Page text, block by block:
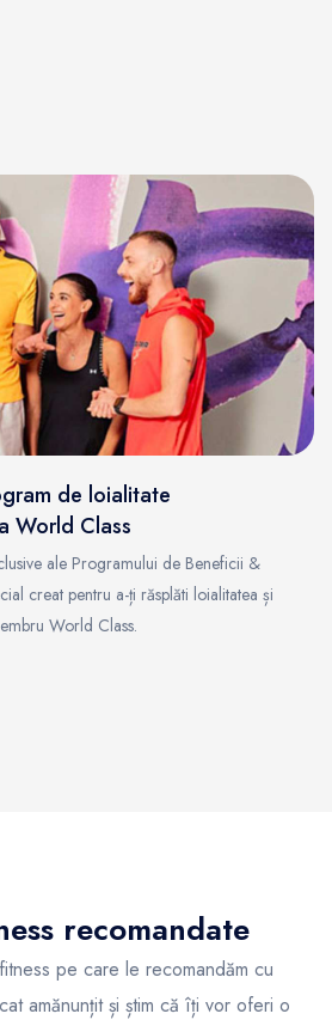
de loialitate
World Class
ale Programului de Beneficii &
creat pentru a-ți răsplăti loialitatea și
World Class.
recomandate
pe care le recomandăm cu
amănunțit și știm că îți vor oferi o